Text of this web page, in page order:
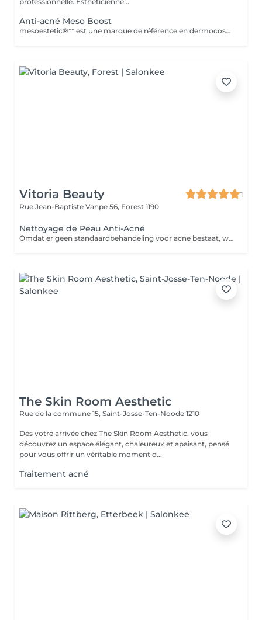
Anti-acné Meso Boost
mesoestetic®** est une marque de référence en dermocosmétique et médecine esthétique, fondée sur la recherche scientifique et l'innovation. Elle propose des solutions professionnelles ciblées pour le traitement de l'hyperpigmentation, de l'anti-âge, de l'acné et de la qualité globale de la peau, avec des protocoles sûrs, performants et personnalisés.
Vitoria Beauty
1
Rue Jean-Baptiste Vanpe 56, Forest 1190
Nettoyage de Peau Anti-Acné
Omdat er geen standaardbehandeling voor acne bestaat, wordt de behandeling altijd aangepast naar de behoeften van jouw huid met het doel de mee-eters en ontstekingen te verminderen. Deze behandeling bestaat uit: - Oppervlakkige reiniging - Dieptereiniging - Onzuiverheden verwijderen - Masker - Verzorgende crème
The Skin Room Aesthetic
Rue de la commune 15, Saint-Josse-Ten-Noode 1210
Dès votre arrivée chez The Skin Room Aesthetic, vous
découvrez un espace élégant, chaleureux et apaisant, pensé
pour vous offrir un véritable moment d...
Traitement acné